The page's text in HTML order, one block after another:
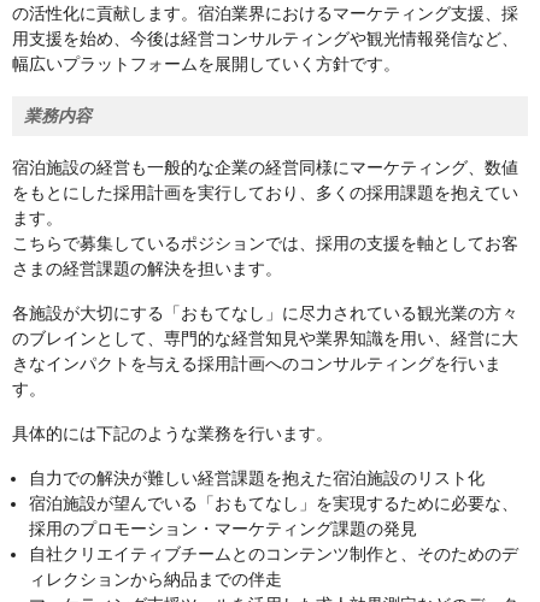
の活性化に貢献します。宿泊業界におけるマーケティング支援、採
用支援を始め、今後は経営コンサルティングや観光情報発信など、
幅広いプラットフォームを展開していく方針です。
業務内容
宿泊施設の経営も一般的な企業の経営同様にマーケティング、数値
をもとにした採用計画を実行しており、多くの採用課題を抱えてい
ます。
こちらで募集しているポジションでは、採用の支援を軸としてお客
さまの経営課題の解決を担います。
各施設が大切にする「おもてなし」に尽力されている観光業の方々
のブレインとして、専門的な経営知見や業界知識を用い、経営に大
きなインパクトを与える採用計画へのコンサルティングを行いま
す。
具体的には下記のような業務を行います。
自力での解決が難しい経営課題を抱えた宿泊施設のリスト化
宿泊施設が望んでいる「おもてなし」を実現するために必要な、
採用のプロモーション・マーケティング課題の発見
自社クリエイティブチームとのコンテンツ制作と、そのためのデ
ィレクションから納品までの伴走